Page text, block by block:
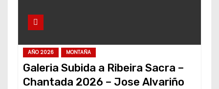
AÑO 2026 MONTAÑA
Galeria Subida a Ribeira Sacra –
Chantada 2026 – Jose Alvariño